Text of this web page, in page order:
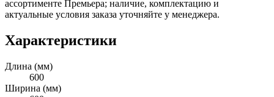
ассортименте Премьера; наличие, комплектацию и
актуальные условия заказа уточняйте у менеджера.
Характеристики
Длина (мм)
600
Ширина (мм)